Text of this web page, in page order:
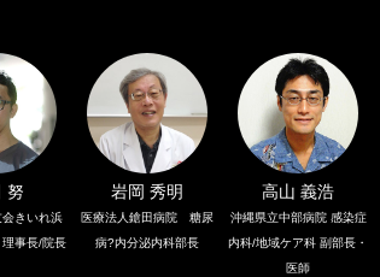
努
会きいれ浜
事長/院長
岩岡 秀明
医療法人鎗田病院 糖尿
病?内分泌内科部長
高山 義浩
沖縄県立中部病院 感染症
内科/地域ケア科 副部長・
医師